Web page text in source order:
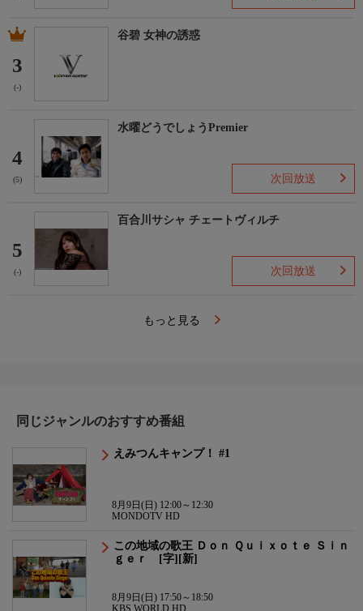
3
(-)
谷碧 女神の誘惑
4
(5)
水曜どうでしょうPremier
次回放送
5
(-)
百合川サシャ チェートヴィルチ
次回放送
もっと見る
同じジャンルのおすすめ番組
えみつんキャンプ！ #1
8月9日(日) 12:00～12:30
MONDOTV HD
この地域の歌王 Ｄｏｎ Ｑｕｉｘｏｔｅ Ｓｉｎ
ｇｅｒ [字][新]
8月9日(日) 17:50～18:50